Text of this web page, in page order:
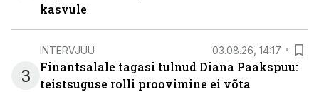
kasvule
3
INTERVJUU 03.08.26, 14:17
Finantsalale tagasi tulnud Diana Paakspuu:
teistsuguse rolli proovimine ei võta